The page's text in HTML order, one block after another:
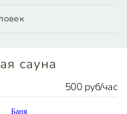
сауна
500 руб/час